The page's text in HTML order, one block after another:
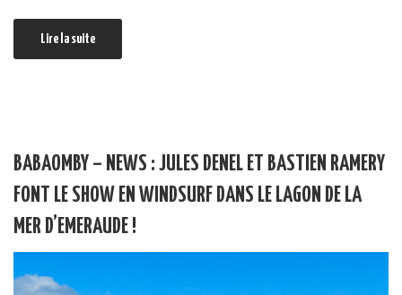
Lire la suite
BABAOMBY – NEWS : JULES DENEL ET BASTIEN RAMERY
FONT LE SHOW EN WINDSURF DANS LE LAGON DE LA
MER D’EMERAUDE !